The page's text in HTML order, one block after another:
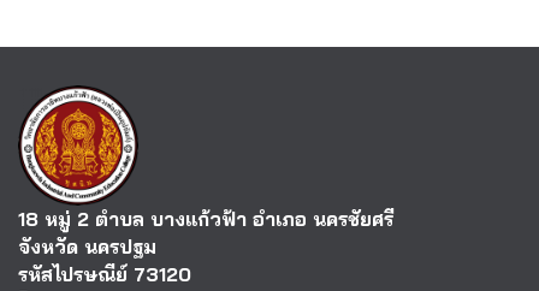
18 หมู่ 2 ตำบล บางแก้วฟ้า อำเภอ นครชัยศรี
จังหวัด นครปฐม
รหัสไปรษณีย์ 73120